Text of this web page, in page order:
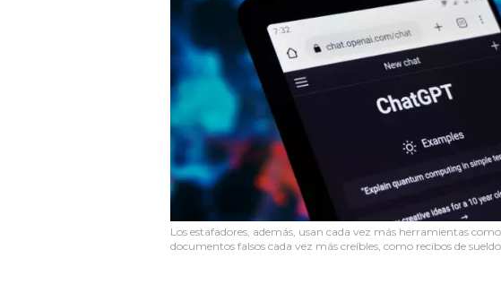
Los estafadores, además, usan cada vez más herramientas
documentos falsos cada vez más creíbles, como recibos de